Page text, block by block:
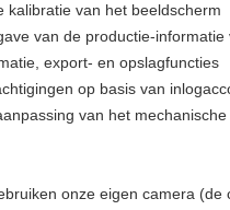
kalibratie van het beeldscherm
van de productie-
export- en opslagfuncties
op basis van
van het
onze eigen camera